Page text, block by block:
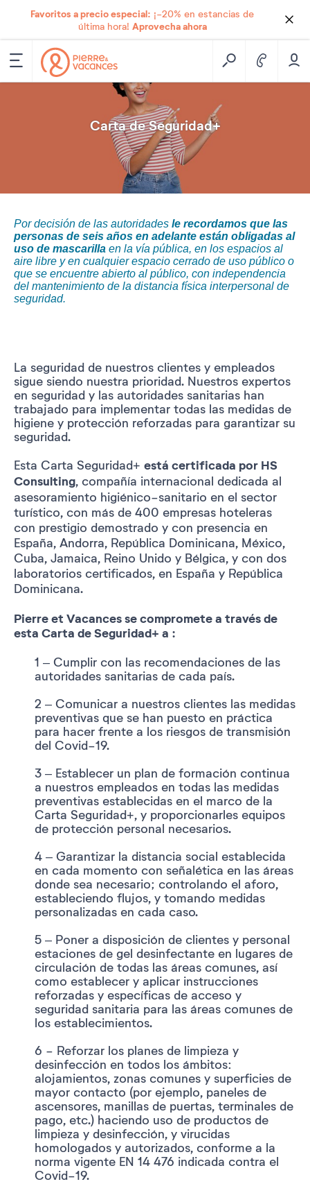
Favoritos a precio especial: ¡-20% en estancias de
última hora! Aprovecha ahora
Carta de Seguridad+
Por decisión de las autoridades le recordamos que las
personas de seis años en adelante están obligadas al
uso de mascarilla en la vía pública, en los espacios al
aire libre y en cualquier espacio cerrado de uso público o
que se encuentre abierto al público, con independencia
del mantenimiento de la distancia física interpersonal de
seguridad.
La seguridad de nuestros clientes y empleados
sigue siendo nuestra prioridad. Nuestros expertos
en seguridad y las autoridades sanitarias han
trabajado para implementar todas las medidas de
higiene y protección reforzadas para garantizar su
seguridad.
Esta Carta Seguridad+ está certificada por HS
Consulting, compañía internacional dedicada al
asesoramiento higiénico-sanitario en el sector
turístico, con más de 400 empresas hoteleras
con prestigio demostrado y con presencia en
España, Andorra, República Dominicana, México,
Cuba, Jamaica, Reino Unido y Bélgica, y con dos
laboratorios certificados, en España y República
Dominicana.
Pierre et Vacances se compromete a través de
esta Carta de Seguridad+ a :
1 – Cumplir con las recomendaciones de las
autoridades sanitarias de cada país.
2 – Comunicar a nuestros clientes las medidas
preventivas que se han puesto en práctica
para hacer frente a los riesgos de transmisión
del Covid-19.
3 – Establecer un plan de formación continua
a nuestros empleados en todas las medidas
preventivas establecidas en el marco de la
Carta Seguridad+, y proporcionarles equipos
de protección personal necesarios.
4 – Garantizar la distancia social establecida
en cada momento con señalética en las áreas
donde sea necesario; controlando el aforo,
estableciendo flujos, y tomando medidas
personalizadas en cada caso.
5 – Poner a disposición de clientes y personal
estaciones de gel desinfectante en lugares de
circulación de todas las áreas comunes, así
como establecer y aplicar instrucciones
reforzadas y específicas de acceso y
seguridad sanitaria para las áreas comunes de
los establecimientos.
6 - Reforzar los planes de limpieza y
desinfección en todos los ámbitos:
alojamientos, zonas comunes y superficies de
mayor contacto (por ejemplo, paneles de
ascensores, manillas de puertas, terminales de
pago, etc.) haciendo uso de productos de
limpieza y desinfección, y virucidas
homologados y autorizados, conforme a la
norma vigente EN 14 476 indicada contra el
Covid-19.